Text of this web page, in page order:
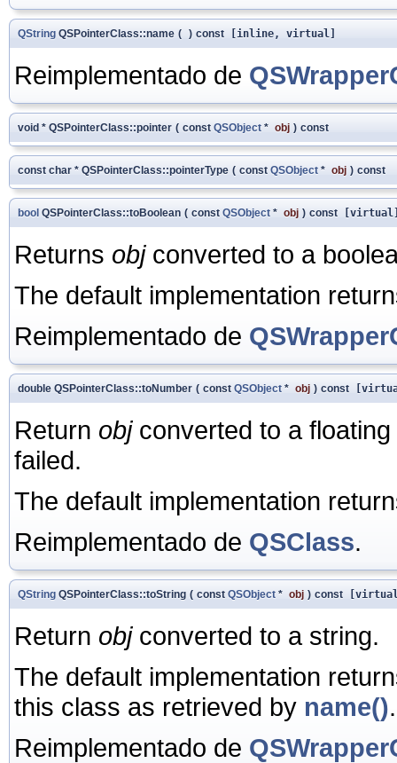
QString QSPointerClass::name ( ) const [inline, virtual]
Reimplementado de
void * QSPointerClass::pointer ( const QSObject * obj ) const
const char * QSPointerClass::pointerType ( const QSObject * obj ) const
bool QSPointerClass::toBoolean ( const QSObject * obj ) const
Returns objconverted to a
The default implementation
Reimplementado de
double QSPointerClass::toNumber ( const QSObject * obj ) const
Return objconverted to a
failed.
The default implementation
Reimplementado de QSClass.
QString QSPointerClass::toString ( const QSObject * obj ) const
Return objconverted to a string.
The default implementation
this class as retrieved by name().
Reimplementado de